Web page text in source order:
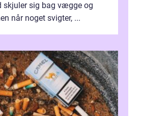
skjuler sig bag vægge og
når noget svigter, ...